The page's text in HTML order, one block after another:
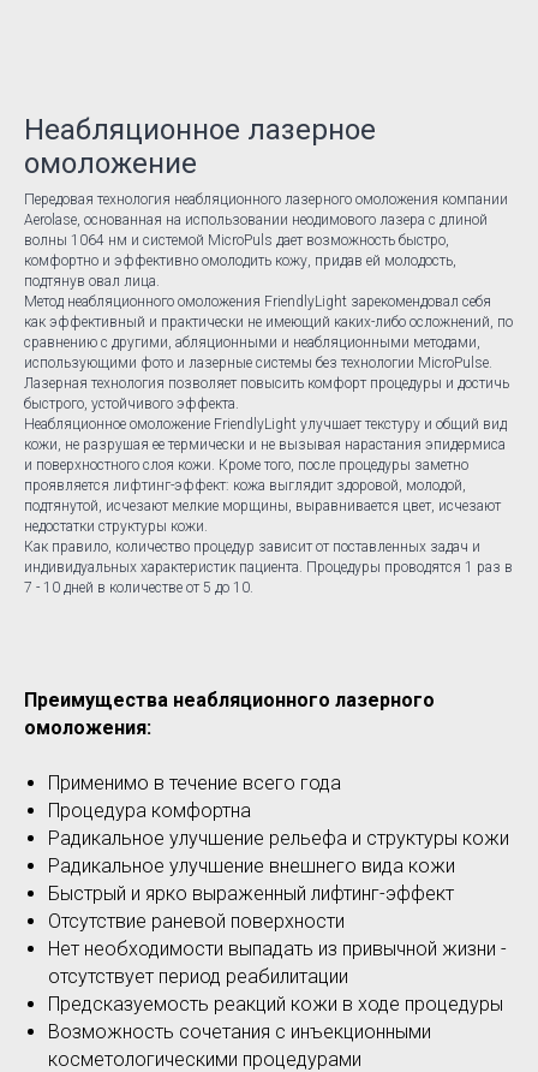
Неабляционное лазерное
омоложение
Передовая технология неабляционного лазерного омоложения компании
Aerolase, основанная на использовании неодимового лазера с длиной
волны 1064 нм и системой MicroPuls дает возможность быстро,
комфортно и эффективно омолодить кожу, придав ей молодость,
подтянув овал лица.
Метод неабляционного омоложения FriendlyLight зарекомендовал себя
как эффективный и практически не имеющий каких-либо осложнений, по
сравнению с другими, абляционными и неабляционными методами,
использующими фото и лазерные системы без технологии MicroPulse.
Лазерная технология позволяет повысить комфорт процедуры и достичь
быстрого, устойчивого эффекта.
Неабляционное омоложение FriendlyLight улучшает текстуру и общий вид
кожи, не разрушая ее термически и не вызывая нарастания эпидермиса
и поверхностного слоя кожи. Кроме того, после процедуры заметно
проявляется лифтинг-эффект: кожа выглядит здоровой, молодой,
подтянутой, исчезают мелкие морщины, выравнивается цвет, исчезают
недостатки структуры кожи.
Как правило, количество процедур зависит от поставленных задач и
индивидуальных характеристик пациента. Процедуры проводятся 1 раз в
7 - 10 дней в количестве от 5 до 10.
Преимущества неабляционного лазерного
омоложения:
Применимо в течение всего года
Процедура комфортна
Радикальное улучшение рельефа и структуры кожи
Радикальное улучшение внешнего вида кожи
Быстрый и ярко выраженный лифтинг-эффект
Отсутствие раневой поверхности
Нет необходимости выпадать из привычной жизни -
отсутствует период реабилитации
Предсказуемость реакций кожи в ходе процедуры
Возможность сочетания с инъекционными
косметологическими процедурами